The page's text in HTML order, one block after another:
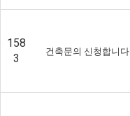
158
3
건축문의 신청합니다.